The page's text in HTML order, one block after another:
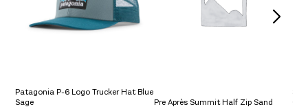
Patagonia P-6 Logo Trucker Hat Blue
Sage
Pre Après Summit Half Zip Sand